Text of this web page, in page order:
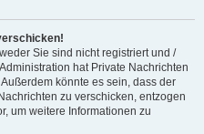
Sie sind nicht registriert und /
hat Private Nachrichten
könnte es sein, dass der
zu verschicken, entzogen
um weitere Informationen zu